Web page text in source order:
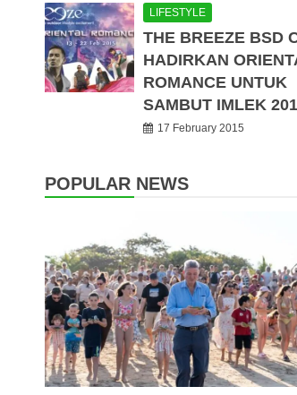
LIFESTYLE
THE BREEZE BSD
HADIRKAN
ROMANCE UNTUK
SAMBUT IMLEK
17 February 2015
POPULAR NEWS